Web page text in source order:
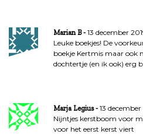
Marian B
13 december
Leuke boekjes! De
boekje Kertmis maar ook
dochtertje (en ik ook) erg
Marja Legius
13 december
Nijntjes kerstboom voor
voor het eerst kerst viert